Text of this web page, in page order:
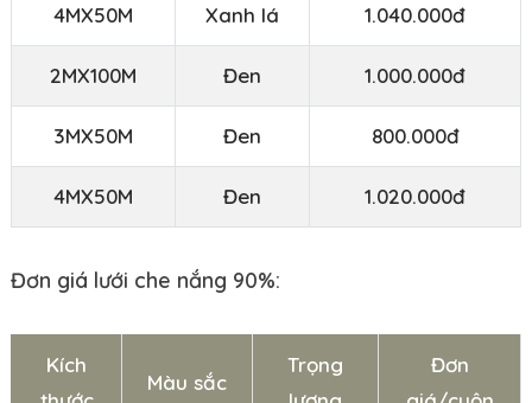
4MX50M Xanh lá 1.040.000đ
2MX100M Đen 1.000.000đ
3MX50M Đen 800.000đ
4MX50M Đen 1.020.000đ
Đơn giá lưới che nắng 90%:
Kích
Màu sắc
Trọng
Đơn